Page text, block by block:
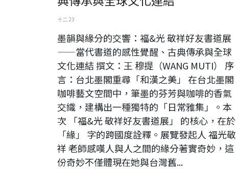
十二 23
墨韻與緣分的交響：福&光 敬祥好友書道展
——當代書道的感性覺醒、古典傳承與全球
文化連結 撰文：王 穆提（WANG MUTI） 序
言：台北墨閣重尋「和漢之美」 在台北墨閣
咖啡藝文空間中，筆墨的芬芳與咖啡的香氣
交織，建構出一種獨特的「日常雅集」。本
次 「福&光 敬祥好友書道展」 的核心，在於
「緣」 字的跨國度詮釋。展覽發起人 福光敬
祥 老師感嘆人與人之間的緣分著實奇妙，這
份奇妙不僅體現在她與台灣舊...